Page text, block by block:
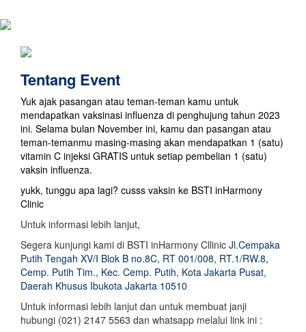
Tentang Event
Yuk ajak pasangan atau teman-teman kamu untuk
mendapatkan vaksinasi influenza di penghujung tahun 2023
ini. Selama bulan November ini, kamu dan pasangan atau
teman-temanmu masing-masing akan mendapatkan 1 (satu)
vitamin C injeksi GRATIS untuk setiap pembelian 1 (satu)
vaksin influenza.
yukk, tunggu apa lagi? cusss vaksin ke BSTI inHarmony
Clinic
Untuk informasi lebih lanjut,
Segera kunjungi kami di BSTI inHarmony Cllinic Jl.Cempaka
Putih Tengah XV/I Blok B no.8C, RT 001/008, RT.1/RW.8,
Cemp. Putih Tim., Kec. Cemp. Putih, Kota Jakarta Pusat,
Daerah Khusus Ibukota Jakarta 10510
Untuk informasi lebih lanjut dan untuk membuat janji
hubungi (021) 2147 5563 dan whatsapp melalui link ini :